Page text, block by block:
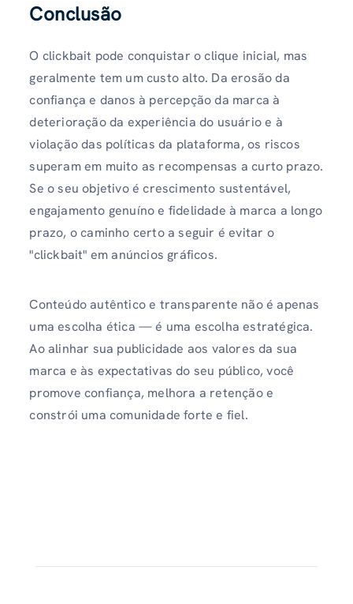
Conclusão
O clickbait pode conquistar o clique inicial, mas
geralmente tem um custo alto. Da erosão da
confiança e danos à percepção da marca à
deterioração da experiência do usuário e à
violação das políticas da plataforma, os riscos
superam em muito as recompensas a curto prazo.
Se o seu objetivo é crescimento sustentável,
engajamento genuíno e fidelidade à marca a longo
prazo, o caminho certo a seguir é evitar o
"clickbait" em anúncios gráficos.
Conteúdo autêntico e transparente não é apenas
uma escolha ética — é uma escolha estratégica.
Ao alinhar sua publicidade aos valores da sua
marca e às expectativas do seu público, você
promove confiança, melhora a retenção e
constrói uma comunidade forte e fiel.